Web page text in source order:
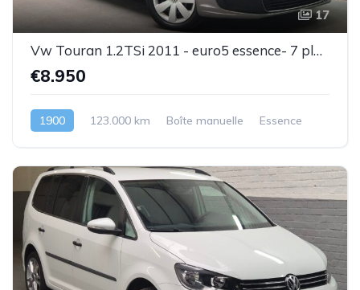
17
Vw Touran 1.2TSi 2011 - euro5 essence- 7 places - 1 prop .- Superbe état - Garantie
€8.950
1900 123.000 km Boîte manuelle Essence